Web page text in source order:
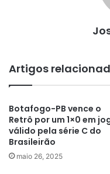
Artigos
Botafogo-PB vence o
Retrô por um 1×0 em
válido pela série C do
Brasileirão
maio 26, 2025